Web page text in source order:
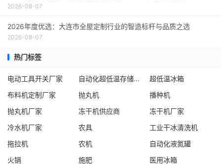
2026-08-07
2026年度优选：大连市全屋定制行业的智造标杆与品质之选
2026-08-07
热门标签
电动工具开关厂家 自动化超低温存储系统厂家
超低温冰箱
布料机定制厂家
抛丸机
播种机
抛丸机厂家
冻干机供应商
冻干机厂家
冷水机厂家
农具
工业干冰清洗机
拖拉机
农机
自动化液氮罐
火锅
施肥 医用冰箱